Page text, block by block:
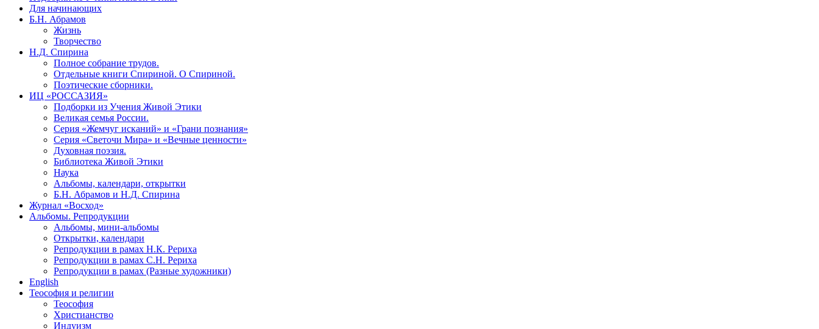
Для начинающих
Б.Н. Абрамов
Жизнь
Творчество
Н.Д. Спирина
Полное собрание трудов.
Отдельные книги Спириной. О Спириной.
Поэтические сборники.
ИЦ «РОССАЗИЯ»
Подборки из Учения Живой Этики
Великая семья России.
Серия «Жемчуг исканий» и «Грани познания»
Серия «Светочи Мира» и «Вечные ценности»
Духовная поэзия.
Библиотека Живой Этики
Наука
Альбомы, календари, открытки
Б.Н. Абрамов и Н.Д. Спирина
Журнал «Восход»
Альбомы. Репродукции
Альбомы, мини-альбомы
Открытки, календари
Репродукции в рамах Н.К. Рериха
Репродукции в рамах С.Н. Рериха
Репродукции в рамах (Разные художники)
English
Теософия и религии
Теософия
Христианство
Индуизм